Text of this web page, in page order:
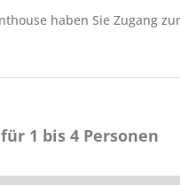
haben Sie Zugang
1 bis 4 Personen